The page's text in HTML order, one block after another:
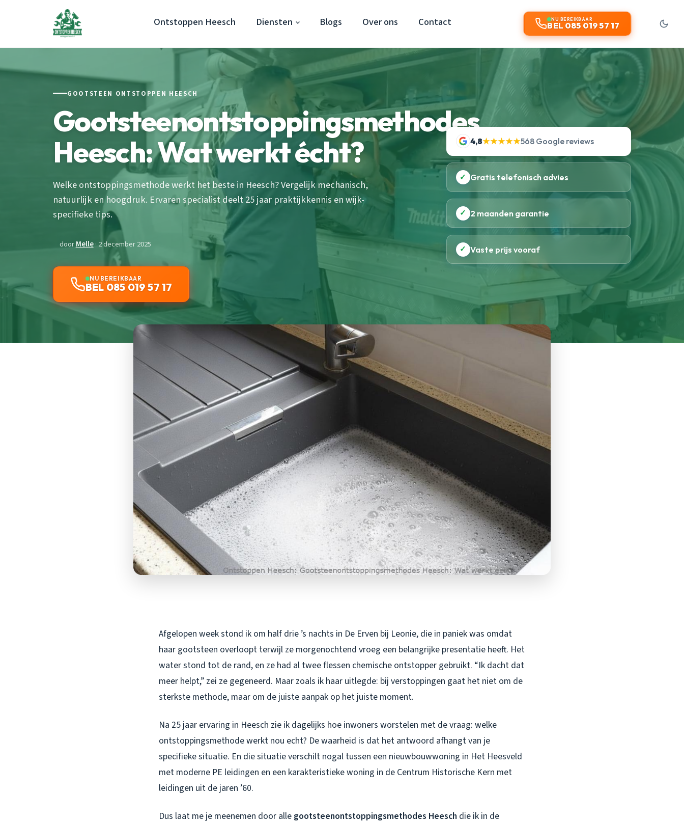
Ontstoppen Heesch Diensten Blogs Over ons Contact NU BEREIKBAAR
BEL 085 019 57 17
GOOTSTEEN ONTSTOPPEN HEESCH
Gootsteenontstoppingsmethodes
Heesch: Wat werkt écht?
Welke ontstoppingsmethode werkt het beste in Heesch? Vergelijk mechanisch,
natuurlijk en hoogdruk. Ervaren specialist deelt 25 jaar praktijkkennis en wijk-
specifieke tips.
doorMelle· 2 december 2025
NU BEREIKBAAR
BEL 085 019 57 17
4,8★★★★★568 Google reviews
✓ Gratis telefonisch advies
✓ 2 maanden garantie
✓ Vaste prijs vooraf
Afgelopen week stond ik om half drie ’s nachts in De Erven bij Leonie, die in paniek was omdat
haar gootsteen overloopt terwijl ze morgenochtend vroeg een belangrijke presentatie heeft. Het
water stond tot de rand, en ze had al twee flessen chemische ontstopper gebruikt. “Ik dacht dat
meer helpt,” zei ze gegeneerd. Maar zoals ik haar uitlegde: bij verstoppingen gaat het niet om de
sterkste methode, maar om de juiste aanpak op het juiste moment.
Na 25 jaar ervaring in Heesch zie ik dagelijks hoe inwoners worstelen met de vraag: welke
ontstoppingsmethode werkt nou echt? De waarheid is dat het antwoord afhangt van je
specifieke situatie. En die situatie verschilt nogal tussen een nieuwbouwwoning in Het Heesveld
met moderne PE leidingen en een karakteristieke woning in de Centrum Historische Kern met
leidingen uit de jaren ’60.
Dus laat me je meenemen door alle gootsteenontstoppingsmethodes Heesch die ik in de